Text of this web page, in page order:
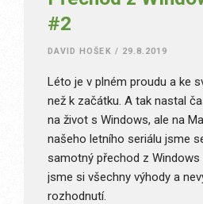
#2
DAVID HOŠEK / 29.8.2019
Léto je v plném proudu a ke
než k začátku. A tak nastal
na život s Windows, ale na
našeho letního seriálu jsme
samotný přechod z Windows
jsme si všechny výhody a
rozhodnutí.